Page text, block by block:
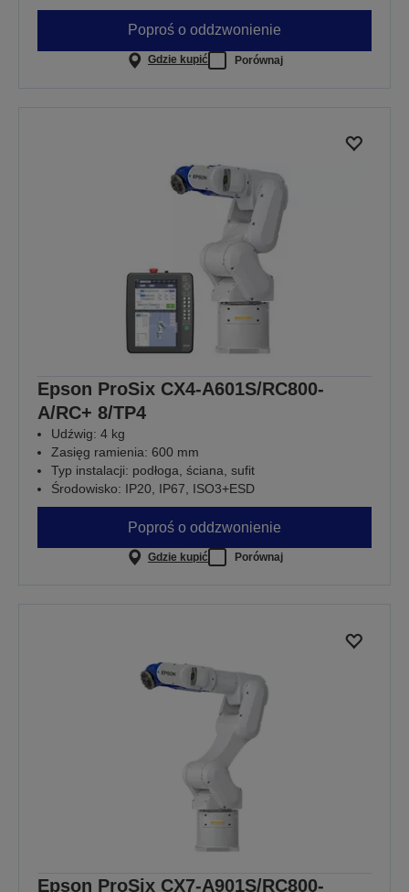
Poproś o oddzwonienie
Gdzie kupić Porównaj
Epson ProSix CX4-A601S/RC800-
A/RC+ 8/TP4
Udźwig: 4 kg
Zasięg ramienia: 600 mm
Typ instalacji: podłoga, ściana, sufit
Środowisko: IP20, IP67, ISO3+ESD
Poproś o oddzwonienie
Gdzie kupić Porównaj
Epson ProSix CX7-A901S/RC800-